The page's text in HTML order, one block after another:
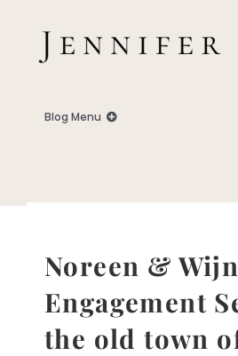
Blog Menu
Business
Familie
Noreen &
Engagement
the old town